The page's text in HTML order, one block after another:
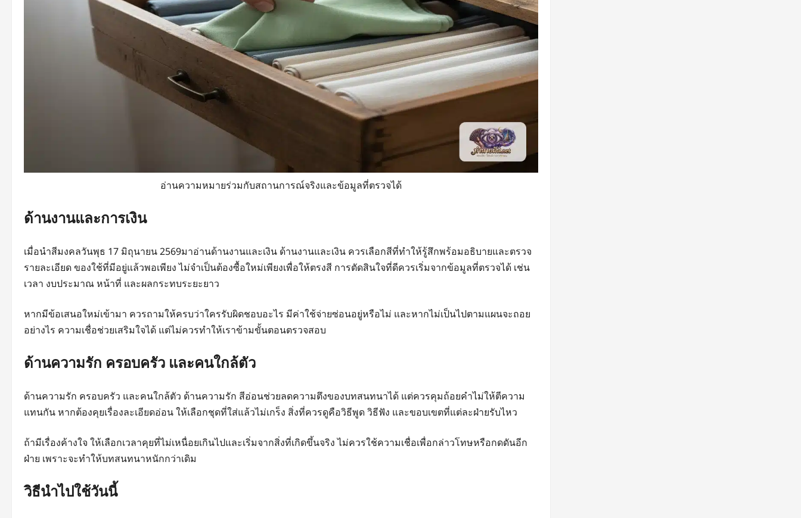
อ่านความหมายร่วมกับสถานการณ์จริงและข้อมูลที่ตรวจได้
ด้านงานและการเงิน
เมื่อนำสีมงคลวันพุธ 17 มิถุนายน 2569มาอ่านด้านงานและเงิน ด้านงานและเงิน ควรเลือกสีที่ทำให้รู้สึกพร้อมอธิบายและตรวจ
รายละเอียด ของใช้ที่มีอยู่แล้วพอเพียง ไม่จำเป็นต้องซื้อใหม่เพียงเพื่อให้ตรงสี การตัดสินใจที่ดีควรเริ่มจากข้อมูลที่ตรวจได้ เช่น
เวลา งบประมาณ หน้าที่ และผลกระทบระยะยาว
หากมีข้อเสนอใหม่เข้ามา ควรถามให้ครบว่าใครรับผิดชอบอะไร มีค่าใช้จ่ายซ่อนอยู่หรือไม่ และหากไม่เป็นไปตามแผนจะถอย
อย่างไร ความเชื่อช่วยเสริมใจได้ แต่ไม่ควรทำให้เราข้ามขั้นตอนตรวจสอบ
ด้านความรัก ครอบครัว และคนใกล้ตัว
ด้านความรัก ครอบครัว และคนใกล้ตัว ด้านความรัก สีอ่อนช่วยลดความตึงของบทสนทนาได้ แต่ควรคุมถ้อยคำไม่ให้ตีความ
แทนกัน หากต้องคุยเรื่องละเอียดอ่อน ให้เลือกชุดที่ใส่แล้วไม่เกร็ง สิ่งที่ควรดูคือวิธีพูด วิธีฟัง และขอบเขตที่แต่ละฝ่ายรับไหว
ถ้ามีเรื่องค้างใจ ให้เลือกเวลาคุยที่ไม่เหนื่อยเกินไปและเริ่มจากสิ่งที่เกิดขึ้นจริง ไม่ควรใช้ความเชื่อเพื่อกล่าวโทษหรือกดดันอีก
ฝ่าย เพราะจะทำให้บทสนทนาหนักกว่าเดิม
วิธีนำไปใช้วันนี้